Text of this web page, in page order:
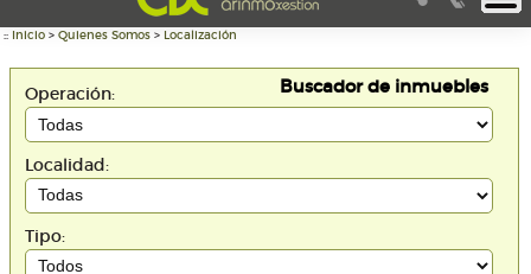
:: Inicio > Quienes Somos > Localización
Buscador de inmuebles
Operación:
Localidad:
Tipo: